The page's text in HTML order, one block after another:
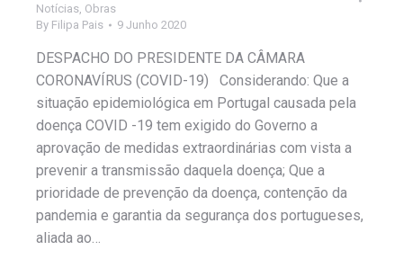
Notícias, Obras
By Filipa Pais 9 Junho 2020
DESPACHO DO PRESIDENTE DA CÂMARA
CORONAVÍRUS (COVID-19) Considerando: Que a
situação epidemiológica em Portugal causada pela
doença COVID -19 tem exigido do Governo a
aprovação de medidas extraordinárias com vista a
prevenir a transmissão daquela doença; Que a
prioridade de prevenção da doença, contenção da
pandemia e garantia da segurança dos portugueses,
aliada ao…